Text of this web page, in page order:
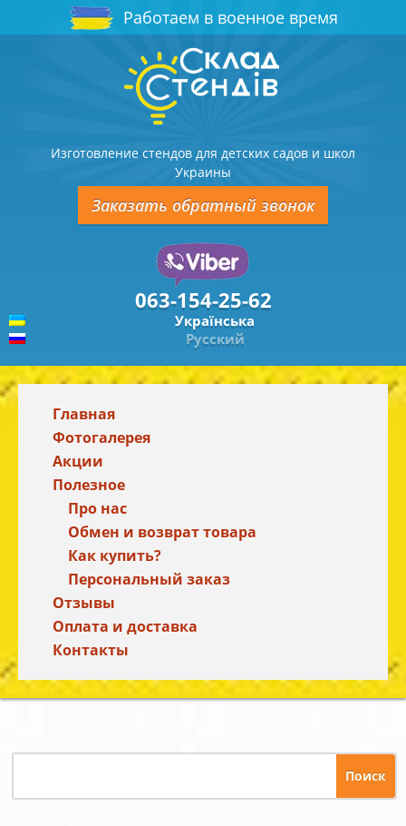
Работаем в военное время
Изготовление стендов для детских садов и школ
Украины
Заказать обратный звонок
063-154-25-62
Українська
Русский
Главная
Фотогалерея
Акции
Полезное
Про нас
Обмен и возврат товара
Как купить?
Персональный заказ
Отзывы
Оплата и доставка
Контакты